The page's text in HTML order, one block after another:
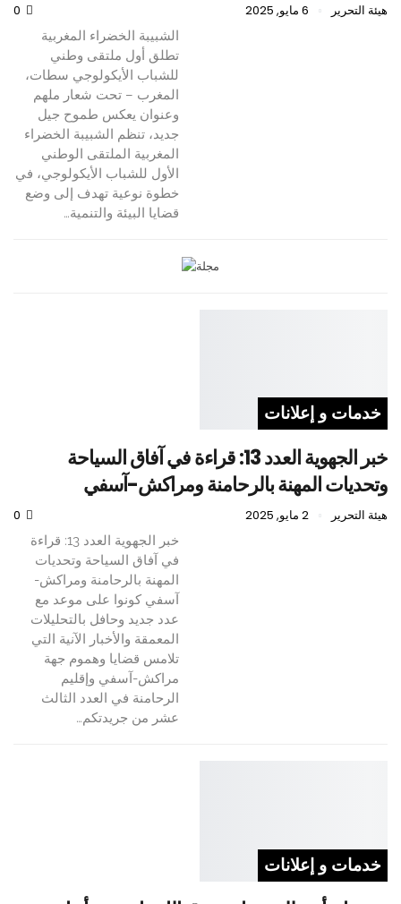
هيئة التحرير 6 مايو, 2025
الشبيبة الخضراء المغربية
تطلق أول ملتقى وطني
للشباب الأيكولوجي سطات،
المغرب – تحت شعار ملهم
وعنوان يعكس طموح جيل
جديد، تنظم الشبيبة الخضراء
المغربية الملتقى الوطني
الأول للشباب الأيكولوجي، في
خطوة نوعية تهدف إلى وضع
قضايا البيئة والتنمية…
خدمات و إعلانات
خبر الجهوية العدد 13: قراءة في آفاق السياحة
وتحديات المهنة بالرحامنة ومراكش-آسفي
هيئة التحرير 2 مايو, 2025
خبر الجهوية العدد 13: قراءة
في آفاق السياحة وتحديات
المهنة بالرحامنة ومراكش-
آسفي كونوا على موعد مع
عدد جديد وحافل بالتحليلات
المعمقة والأخبار الآنية التي
تلامس قضايا وهموم جهة
مراكش-آسفي وإقليم
الرحامنة في العدد الثالث
عشر من جريدتكم…
خدمات و إعلانات